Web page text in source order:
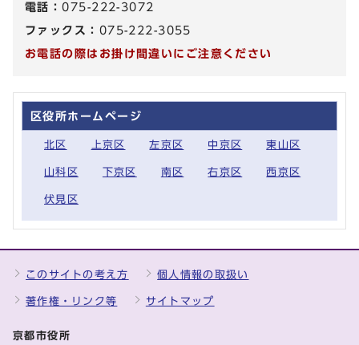
電話：075-222-3072
ファックス： 075-222-3055
お電話の際はお掛け間違いにご注意ください
区役所ホームページ
北区 上京区 左京区 中京区 東山区
山科区 下京区 南区 右京区 西京区
伏見区
このサイトの考え方 個人情報の取扱い
著作権・リンク等 サイトマップ
京都市役所